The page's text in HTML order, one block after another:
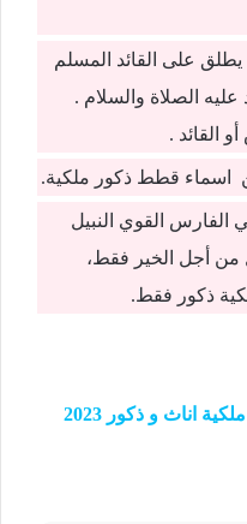
على القائد المسلم
الصلاة والسلام .
القائد .
اسماء قطط ذكور ملكية.
الفارس القوي النبيل
من أجل الخير فقط،
ذكور فقط.
اناث و ذكور 2023